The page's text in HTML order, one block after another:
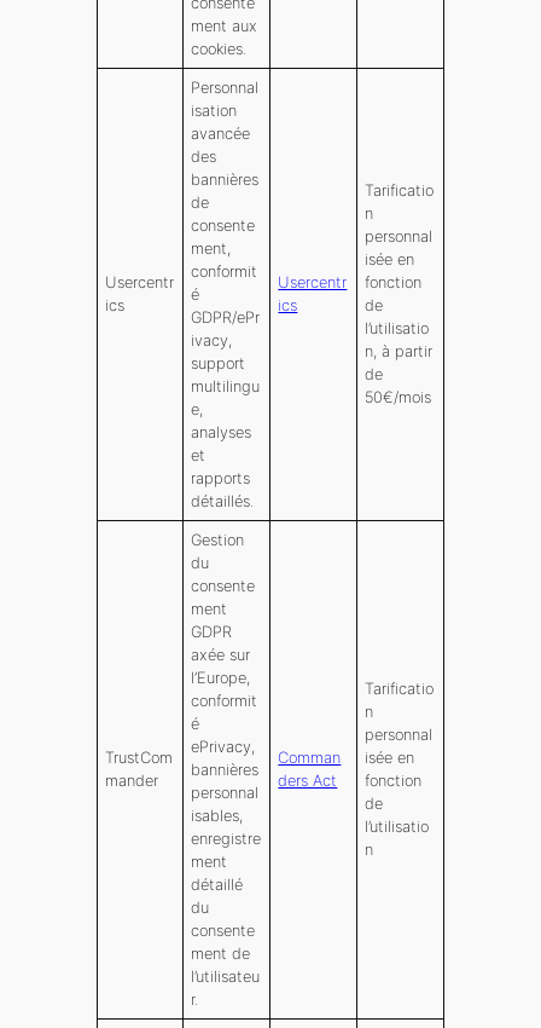
ment aux
cookies.
Usercentr
ics
Personnal
isation
avancée
des
bannières
de
consente
ment,
conformit
é
GDPR/ePr
ivacy,
support
multilingu
e,
analyses
et
rapports
détaillés.
Usercentr
ics
Tarificatio
n
personnal
isée en
fonction
de
l’utilisatio
n, à partir
de
50€/mois
TrustCom
mander
Gestion
du
consente
ment
GDPR
axée sur
l’Europe,
conformit
é
ePrivacy,
bannières
personnal
isables,
enregistre
ment
détaillé
du
consente
ment de
l’utilisateu
r.
Comman
ders Act
Tarificatio
n
personnal
isée en
fonction
de
l’utilisatio
n